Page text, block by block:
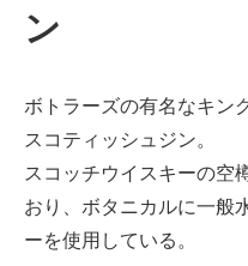
ン
ボトラーズの有名なキン
スコティッシュジン。
スコッチウイスキーの空
おり、ボタニカルに一般
ーを使用している。